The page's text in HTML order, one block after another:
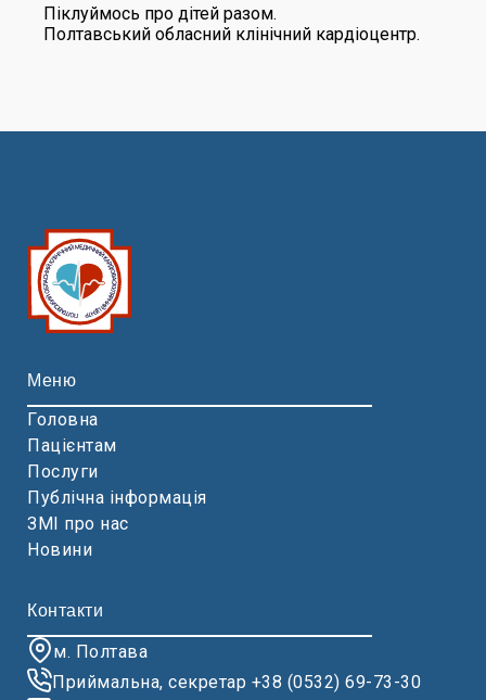
Піклуймось про дітей разом.
Полтавський обласний клінічний кардіоцентр.
Меню
Головна
Пацієнтам
Послуги
Публічна інформація
ЗМІ про нас
Новини
Контакти
м. Полтава
Приймальна, секретар +38 (0532) 69-73-30